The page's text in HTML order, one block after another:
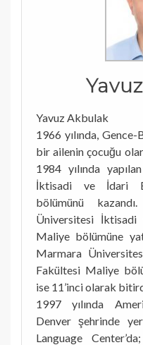
Yavuz Akbulak
1966 yılında,
bir ailenin çocuğu
1984 yılında
İktisadi ve İdari
bölümünü
Üniversitesi
Maliye bölümüne
Marmara
Fakültesi Maliye
ise 11’inci olarak
1997 yılında
Denver şehrinde
Language